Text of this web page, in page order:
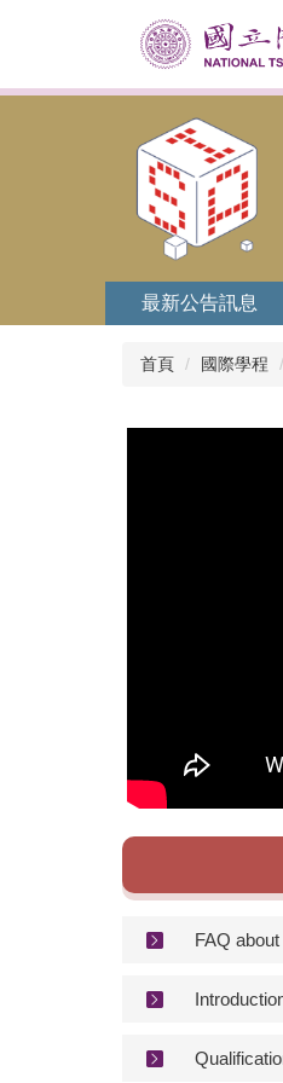
要
最新公告訊息
首頁 國際學程
FAQ